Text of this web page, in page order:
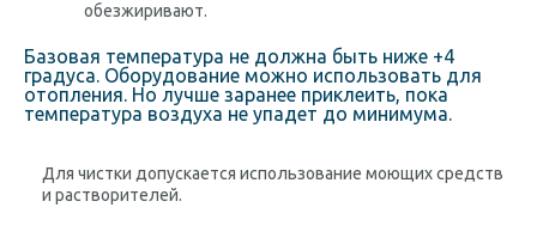
обезжиривают.
Базовая температура не должна быть ниже +4
градуса. Оборудование можно использовать для
отопления. Но лучше заранее приклеить, пока
температура воздуха не упадет до минимума.
Для чистки допускается использование моющих средств
и растворителей.